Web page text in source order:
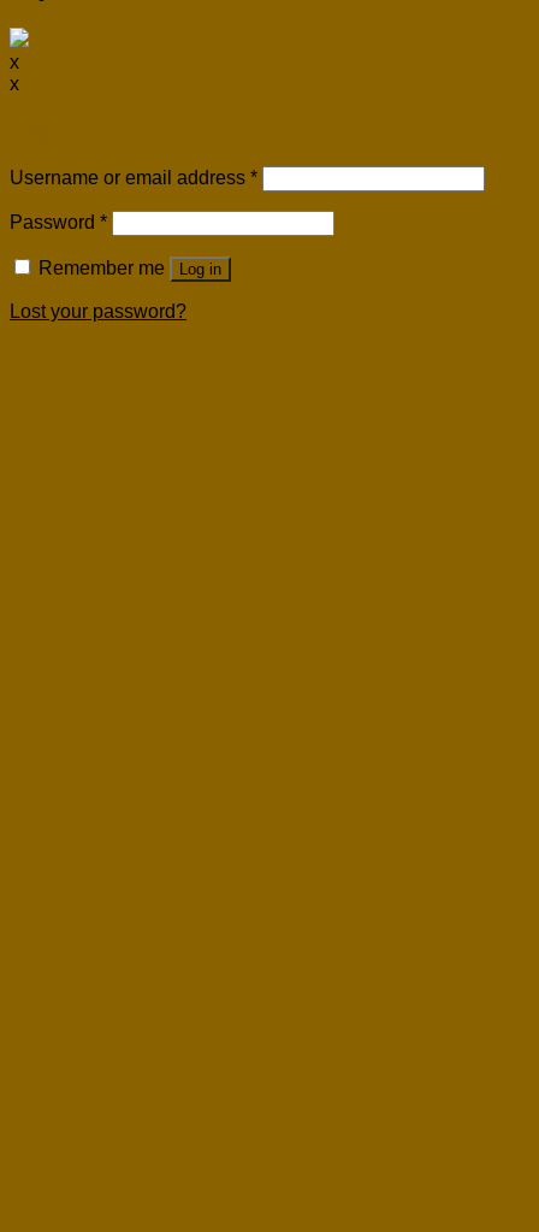
x
x
Username or email address *
Password *
Remember me Log in
Lost your password?